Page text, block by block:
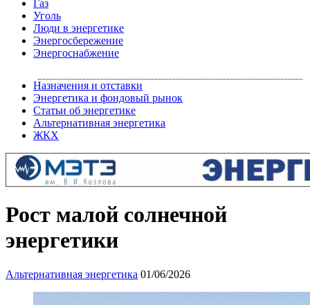
Газ
Уголь
Люди в энергетике
Энергосбережение
Энергоснабжение
Назначения и отставки
Энергетика и фондовый рынок
Статьи об энергетике
Альтернативная энергетика
ЖКХ
Рост малой солнечной
энергетики
Альтернативная энергетика 01/06/2026